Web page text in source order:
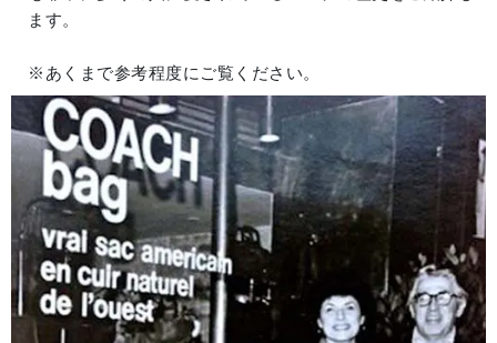
ます。
※あくまで参考程度にご覧ください。